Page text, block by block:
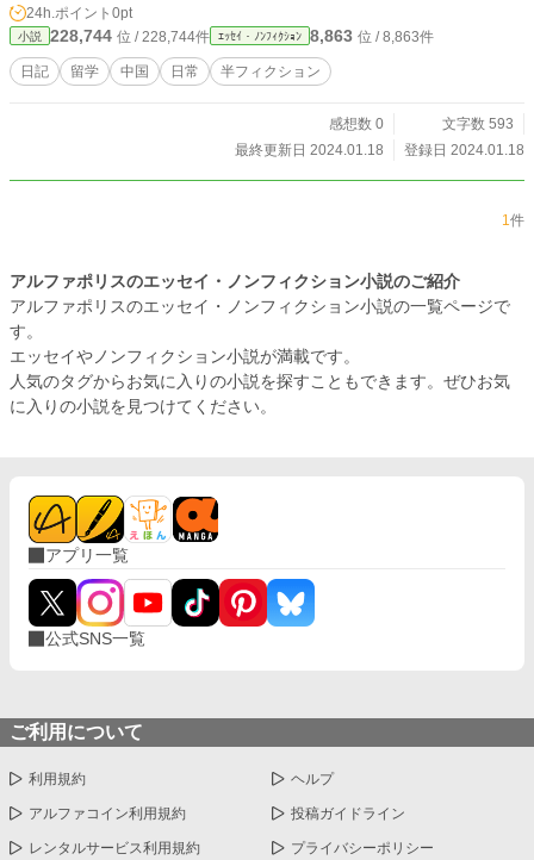
24h.ポイント 0pt
小説 228,744 位 / 228,744件 ｴｯｾｲ・ﾉﾝﾌｨｸｼｮﾝ 8,863 位 / 8,863件
日記 留学 中国 日常 半フィクション
感想数 0
文字数 593
最終更新日 2024.01.18
登録日 2024.01.18
1件
アルファポリスのエッセイ・ノンフィクション小説のご紹介
アルファポリスのエッセイ・ノンフィクション小説の一覧ページで
す。
エッセイやノンフィクション小説が満載です。
人気のタグからお気に入りの小説を探すこともできます。ぜひお気
に入りの小説を見つけてください。
アプリ一覧
公式SNS一覧
ご利用について
利用規約 ヘルプ
アルファコイン利用規約 投稿ガイドライン
レンタルサービス利用規約 プライバシーポリシー